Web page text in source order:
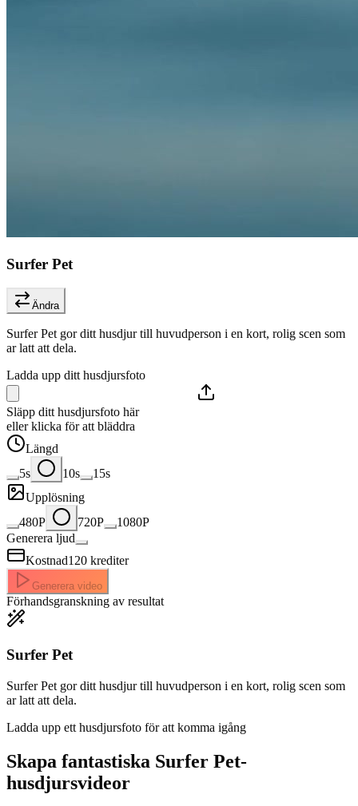
Surfer Pet
Ändra
Surfer Pet gor ditt husdjur till huvudperson i en kort, rolig scen som
ar latt att dela.
Ladda upp ditt husdjursfoto
Släpp ditt husdjursfoto här
eller klicka för att bläddra
Längd
5s
10s
15s
Upplösning
480P
720P
1080P
Generera ljud
Kostnad120 krediter
Generera video
Förhandsgranskning av resultat
Surfer Pet
Surfer Pet gor ditt husdjur till huvudperson i en kort, rolig scen som
ar latt att dela.
Ladda upp ett husdjursfoto för att komma igång
Skapa fantastiska Surfer Pet-
husdjursvideor